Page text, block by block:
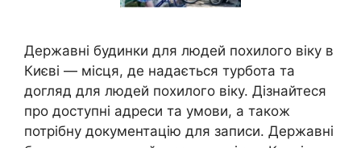
Державні будинки для людей похилого віку в
Києві — місця, де надається турбота та
догляд для людей похилого віку. Дізнайтеся
про доступні адреси та умови, а також
потрібну документацію для записи. Державні